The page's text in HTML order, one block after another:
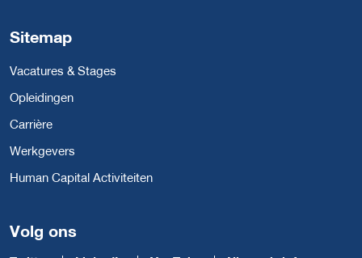
Sitemap
Vacatures & Stages
Opleidingen
Carrière
Werkgevers
Human Capital Activiteiten
Volg ons